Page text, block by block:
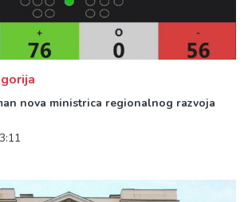
nova ministrica regionalnog razvoja